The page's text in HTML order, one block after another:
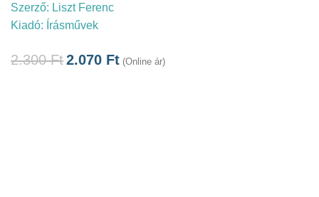
Szerző: Liszt Ferenc
Kiadó: Írásművek
2.300Ft2.070 Ft (Online ár)